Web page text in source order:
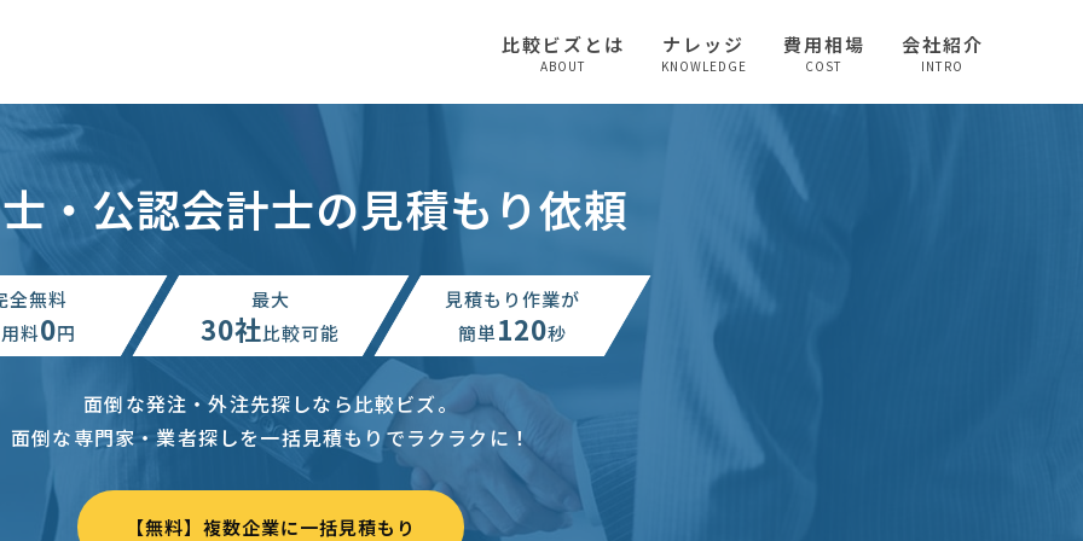
比較ビズとは
ABOUT
ナレッジ
KNOWLEDGE
費用相場
COST
会社紹介
INTRO
・公認会計士の見積もり依頼
全無料
料0円
最大
30社比較可能
見積もり作業が
簡単120秒
面倒な発注・外注先探しなら比較ビズ。
面倒な専門家・業者探しを一括見積もりでラクラクに！
【無料】複数企業に一括見積もり